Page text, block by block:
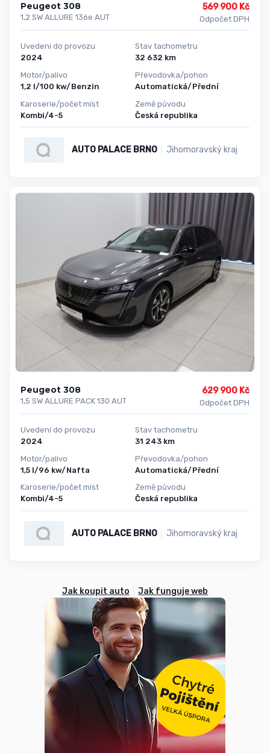
Peugeot 308
1,2 SW ALLURE 136e AUT
569 900 Kč
Odpočet DPH
Uvedení do provozu
2024
Motor/palivo
1,2 l/100 kw/Benzin
Karoserie/počet míst
Kombi/4-5
Stav tachometru
32 632 km
Převodovka/pohon
Automatická/Přední
Země původu
Česká republika
AUTO PALACE BRNO Jihomoravský kraj
Peugeot 308
1,5 SW ALLURE PACK 130 AUT
629 900 Kč
Odpočet DPH
Uvedení do provozu
2024
Motor/palivo
1,5 l/96 kw/Nafta
Karoserie/počet míst
Kombi/4-5
Stav tachometru
31 243 km
Převodovka/pohon
Automatická/Přední
Země původu
Česká republika
AUTO PALACE BRNO Jihomoravský kraj
Jak koupit auto Jak funguje web